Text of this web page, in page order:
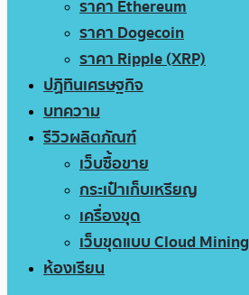
ราคา Ethereum
ราคา Dogecoin
ราคา Ripple (XRP)
ปฏิทินเศรษฐกิจ
บทความ
รีวิวผลิตภัณฑ์
เว็บซื้อขาย
กระเป๋าเก็บเหรียญ
เครื่องขุด
เว็บขุดแบบ Cloud Mining
ห้องเรียน